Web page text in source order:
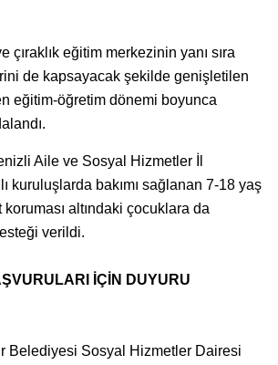
çıraklık eğitim merkezinin yanı sıra
de kapsayacak şekilde genişletilen
eğitim-öğretim dönemi boyunca
Aile ve Sosyal Hizmetler İl
kuruluşlarda bakımı sağlanan 7-18 yaş
koruması altındaki çocuklara da
verildi.
İÇİN DUYURU
Belediyesi Sosyal Hizmetler Dairesi